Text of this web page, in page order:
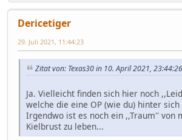
Dericetiger
29. Juli 2021, 11:44:23
Zitat von: Texas30 in 10. April 2021, 23:44:26
Ja. Vielleicht finden sich hier noch
welche die eine OP (wie du) hinter
Irgendwo ist es noch ein ,,Traum'' von
Kielbrust zu leben...